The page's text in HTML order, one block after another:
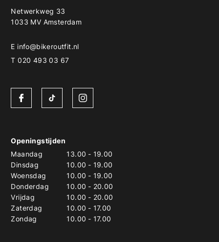
Netwerkweg 33
1033 MV Amsterdam
E info@bikeroutfit.nl
T 020 493 03 67
Openingstijden
Maandag
13.00 - 19.00
Dinsdag
10.00 - 19.00
Woensdag
10.00 - 19.00
Donderdag
10.00 - 20.00
Vrijdag
10.00 - 20.00
Zaterdag
10.00 - 17.00
Zondag
10.00 - 17.00